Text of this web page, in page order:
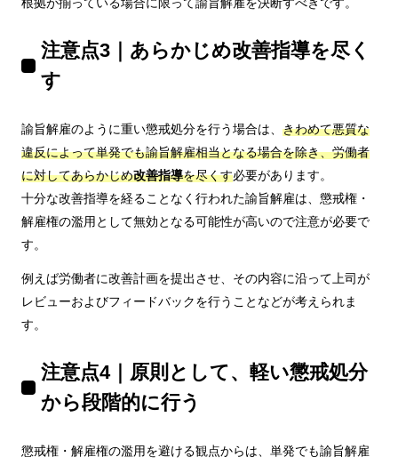
注意点3｜あらかじめ改善指導を尽く
す
諭旨解雇のように重い懲戒処分を行う場合は、 きわめて悪質な
違反によって単発でも諭旨解雇相当となる場合を除き、労働者
に対してあらかじめ改善指導を尽くす必要があります。
十分な改善指導を経ることなく行われた諭旨解雇は、懲戒権・
解雇権の濫用として無効となる可能性が高いので注意が必要で
す。
例えば労働者に改善計画を提出させ、その内容に沿って上司が
レビューおよびフィードバックを行うことなどが考えられま
す。
注意点4｜原則として、軽い懲戒処分
から段階的に行う
懲戒権・解雇権の濫用を避ける観点からは、単発でも諭旨解雇